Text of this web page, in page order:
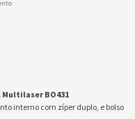
Multilaser BO431
interno com zíper duplo, e bolso